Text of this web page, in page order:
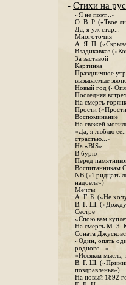
- Стихи на
«Я не поэт...»
О. В. Р. («Твое
Да, я уж стар...
Многоточия
А. Я. П.
Владикавказ
За заставой
Картинка
Праздничное
вызываемые
Новый год
Последняя
На смерть
Прости
Воспоминание
На свежей
«Да, я люблю
страстью...»
На «BIS»
В бурю
Перед
Воспитанникам
NB («Тридцать
надоела»)
Мечты
А. Г. Б. («Не
В. Г. Ш.
Сестре
«Спою вам
На смерть М. З.
Соната
«Один, опять
родного...»
«Иссякла мысль,
В. Г. Ш.
поздравленья»)
На новый 1892